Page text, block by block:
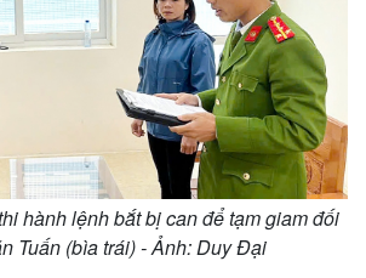
hành lệnh bắt bị can để tạm giam đối
Tuấn (bìa trái) - Ảnh: Duy Đại